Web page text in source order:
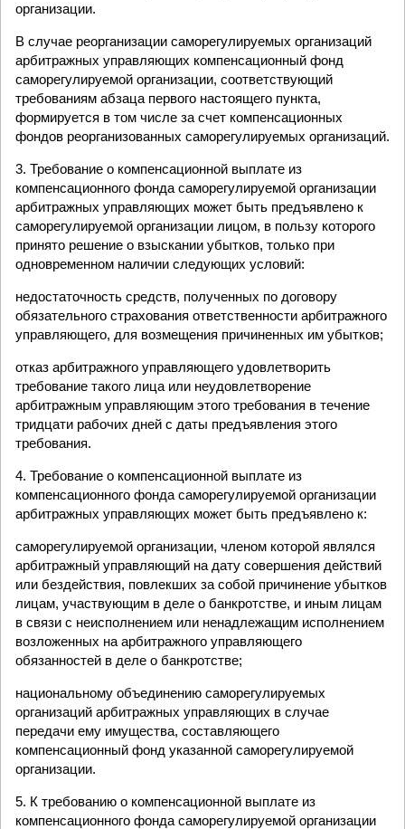
организации.
В случае реорганизации саморегулируемых организаций
арбитражных управляющих компенсационный фонд
саморегулируемой организации, соответствующий
требованиям абзаца первого настоящего пункта,
формируется в том числе за счет компенсационных
фондов реорганизованных саморегулируемых организаций.
3. Требование о компенсационной выплате из
компенсационного фонда саморегулируемой организации
арбитражных управляющих может быть предъявлено к
саморегулируемой организации лицом, в пользу которого
принято решение о взыскании убытков, только при
одновременном наличии следующих условий:
недостаточность средств, полученных по договору
обязательного страхования ответственности арбитражного
управляющего, для возмещения причиненных им убытков;
отказ арбитражного управляющего удовлетворить
требование такого лица или неудовлетворение
арбитражным управляющим этого требования в течение
тридцати рабочих дней с даты предъявления этого
требования.
4. Требование о компенсационной выплате из
компенсационного фонда саморегулируемой организации
арбитражных управляющих может быть предъявлено к:
саморегулируемой организации, членом которой являлся
арбитражный управляющий на дату совершения действий
или бездействия, повлекших за собой причинение убытков
лицам, участвующим в деле о банкротстве, и иным лицам
в связи с неисполнением или ненадлежащим исполнением
возложенных на арбитражного управляющего
обязанностей в деле о банкротстве;
национальному объединению саморегулируемых
организаций арбитражных управляющих в случае
передачи ему имущества, составляющего
компенсационный фонд указанной саморегулируемой
организации.
5. К требованию о компенсационной выплате из
компенсационного фонда саморегулируемой организации